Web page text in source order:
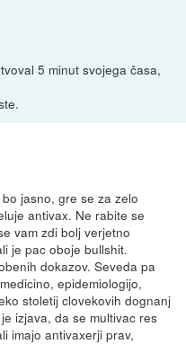
5 minut svojega časa,
jasno, gre se za zelo
antivax. Ne rabite se
vam zdi bolj verjetno
je pac oboje bullshit.
dokazov. Seveda pa
epidemiologijo,
stoletij clovekovih dognanj
izjava, da se multivac res
imajo antivaxerji prav,